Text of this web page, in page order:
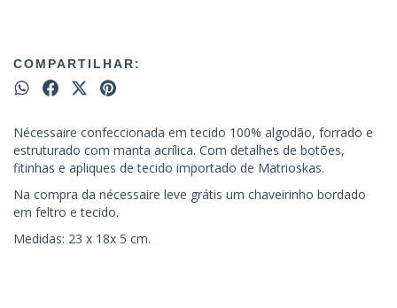
COMPARTILHAR:
Nécessaire confeccionada em tecido 100% algodão, forrado e
estruturado com manta acrílica. Com detalhes de botões,
fitinhas e apliques de tecido importado de Matrioskas.
Na compra da nécessaire leve grátis um chaveirinho bordado
em feltro e tecido.
Medidas: 23 x 18x 5 cm.